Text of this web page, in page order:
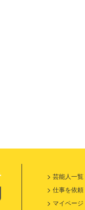
芸能人一覧
仕事を依頼
マイページ